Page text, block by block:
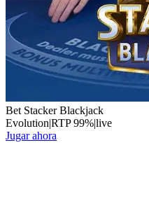
Bet Stacker Blackjack
Evolution|RTP99%|live
Jugar ahora